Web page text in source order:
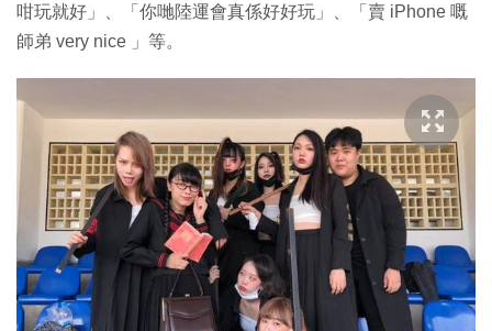
咁玩就好」、「你哋陸運會真係好好玩」、「賣 iPhone 嘅
師弟 very nice 」等。